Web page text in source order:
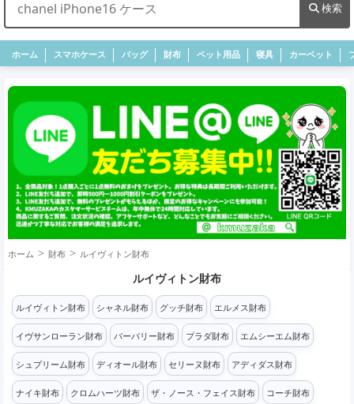
検索
ホーム スマホケース バッグ 財布 ペット用品 寝具 カーペット
ホーム 財布 ルイヴィトン財布
ルイヴィトン財布
ルイヴィトン財布 シャネル財布 グッチ財布 エルメス財布
イヴサンローラン財布 バーバリー財布 プラダ財布 エムシーエム財布
シュプリーム財布 ディオール財布 セリーヌ財布 アディダス財布
ナイキ財布 クロムハーツ財布 ザ・ノース・フェイス財布 コーチ財布